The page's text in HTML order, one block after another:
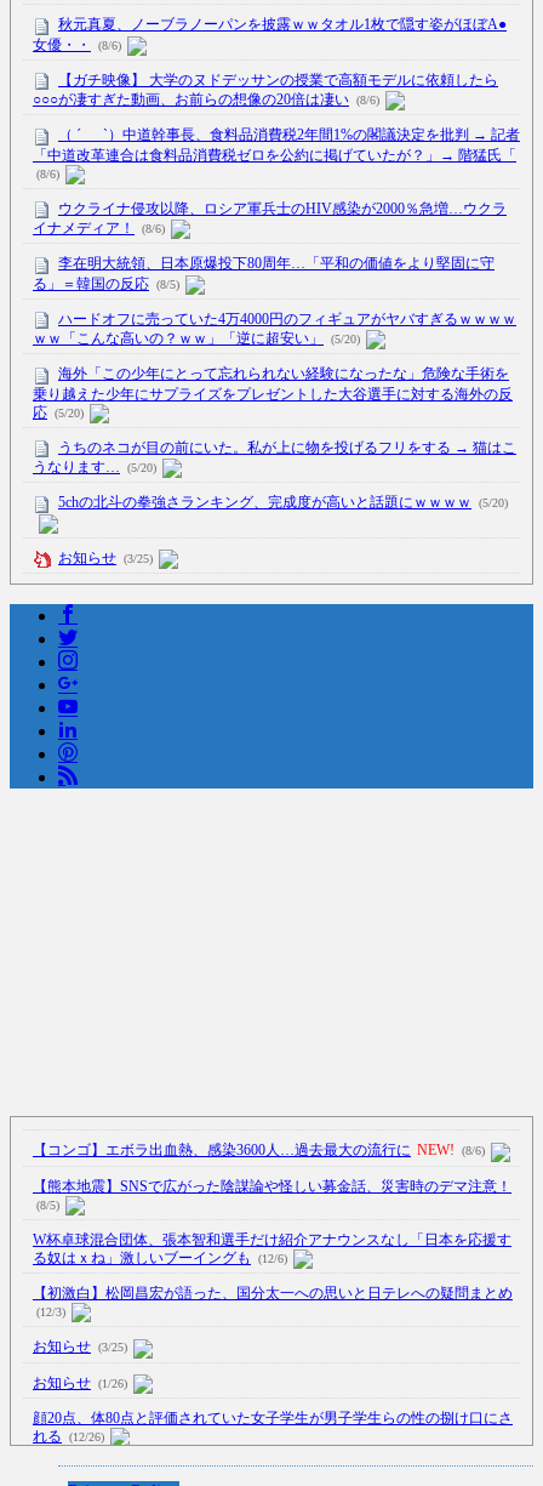
秋元真夏、ノーブラノーパンを披露ｗｗタオル1枚で隠す姿がほぼA●
女優・・
(8/6)
【ガチ映像】 大学のヌドデッサンの授業で高額モデルに依頼したら
○○○が凄すぎた動画、お前らの想像の20倍は凄い (8/6)
（ ´_ゝ`）中道幹事長、食料品消費税2年間1%の閣議決定を批判 → 記者
「中道改革連合は食料品消費税ゼロを公約に掲げていたが？」→ 階猛氏「
(8/6)
ウクライナ侵攻以降、ロシア軍兵士のHIV感染が2000％急増…ウクラ
イナメディア！
(8/6)
李在明大統領、日本原爆投下80周年…「平和の価値をより堅固に守
る」＝韓国の反応 (8/5)
ハードオフに売っていた4万4000円のフィギュアがヤバすぎるｗｗｗｗ
ｗｗ「こんな高いの？ｗｗ」「逆に超安い」
(5/20)
海外「この少年にとって忘れられない経験になったな」危険な手術を
乗り越えた少年にサプライズをプレゼントした大谷選手に対する海外の反
応 (5/20)
うちのネコが目の前にいた。私が上に物を投げるフリをする → 猫はこ
うなります…
(5/20)
5chの北斗の拳強さランキング、完成度が高いと話題にｗｗｗｗ (5/20)
お知らせ (3/25)
顔20点、体80点と評価されていた女子学生が男子学生らの性の捌け口
にされる
【中国】処理水の問題化狙うも不発？ASEAN関連会合で賛同広がらず
(7/13)
【コンゴ】エボラ出血熱、感染3600人…過去最大の流行に NEW! (8/6)
【熊本地震】SNSで広がった陰謀論や怪しい募金話、災害時のデマ注意！
(8/5)
W杯卓球混合団体、張本智和選手だけ紹介アナウンスなし「日本を応援す
る奴はｘね」激しいブーイングも
(12/6)
【初激白】松岡昌宏が語った、国分太一への思いと日テレへの疑問まとめ
(12/3)
お知らせ (3/25)
お知らせ (1/26)
顔20点、体80点と評価されていた女子学生が男子学生らの性の捌け口にさ
れる
(12/26)
【中国】処理水の問題化狙うも不発？ASEAN関連会合で賛同広がらず